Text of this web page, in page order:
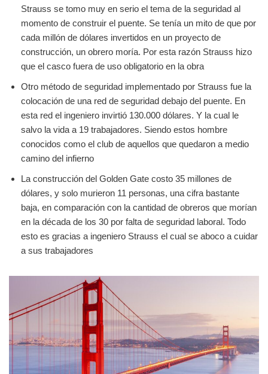
Strauss se tomo muy en serio el tema de la seguridad al
momento de construir el puente. Se tenía un mito de que por
cada millón de dólares invertidos en un proyecto de
construcción, un obrero moría. Por esta razón Strauss hizo
que el casco fuera de uso obligatorio en la obra
Otro método de seguridad implementado por Strauss fue la
colocación de una red de seguridad debajo del puente. En
esta red el ingeniero invirtió 130.000 dólares. Y la cual le
salvo la vida a 19 trabajadores. Siendo estos hombre
conocidos como el club de aquellos que quedaron a medio
camino del infierno
La construcción del Golden Gate costo 35 millones de
dólares, y solo murieron 11 personas, una cifra bastante
baja, en comparación con la cantidad de obreros que morían
en la década de los 30 por falta de seguridad laboral. Todo
esto es gracias a ingeniero Strauss el cual se aboco a cuidar
a sus trabajadores